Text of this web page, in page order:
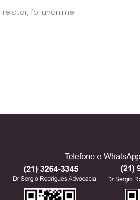
foi unânime.